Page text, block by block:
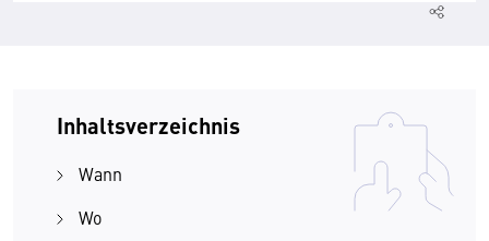
Inhaltsverzeichnis
Wann
Wo